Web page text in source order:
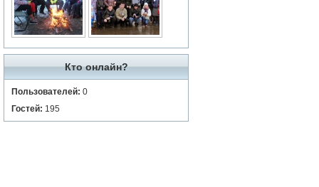
Кто онлайн?
Пользователей: 0
Гостей: 195